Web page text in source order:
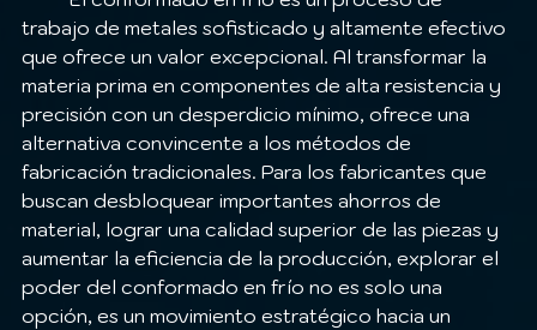
trabajo de metales sofisticado y altamente efectivo
que ofrece un valor excepcional. Al transformar la
materia prima en componentes de alta resistencia y
precisión con un desperdicio mínimo, ofrece una
alternativa convincente a los métodos de
fabricación tradicionales. Para los fabricantes que
buscan desbloquear importantes ahorros de
material, lograr una calidad superior de las piezas y
aumentar la eficiencia de la producción, explorar el
poder del conformado en frío no es solo una
opción, es un movimiento estratégico hacia un